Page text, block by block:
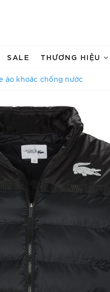
SALE THƯƠNG HIỆU
áo khoác chống nước